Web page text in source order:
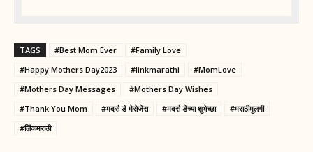
TAGS #Best Mom Ever
#Family Love
#Happy Mothers Day2023
#linkmarathi
#MomLove
#Mothers Day Messages
#Mothers Day Wishes
#Thank You Mom
#मदर्स डे मेसेजेस #मदर्स डेच्या शुभेच्छा
#मराठीमुलगी
#लिंकमराठी